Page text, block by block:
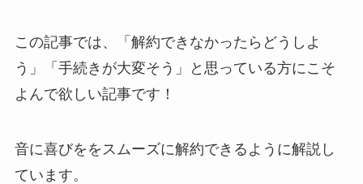
この記事では、「解約できなかったらどうしよ
う」「手続きが大変そう」と思っている方にこそ
よんで欲しい記事です！
音に喜びををスムーズに解約できるように解説し
ています。